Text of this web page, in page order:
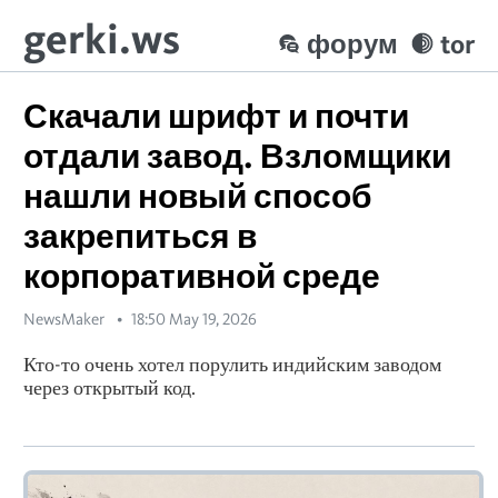
gerki.ws tor
форум
Скачали шрифт и почти
отдали завод. Взломщики
нашли новый способ
закрепиться в
корпоративной среде
NewsMaker 18:50 May 19, 2026
Кто-то очень хотел порулить индийским заводом
через открытый код.